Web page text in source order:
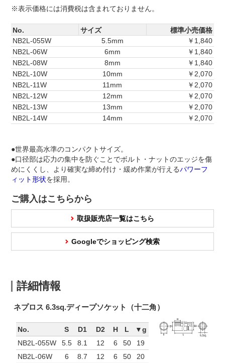
※表示価格には消費税は含まれておりません。
No. サイズ
標準小売価格
NB2L-055W
5.5mm
￥1,840
NB2L-06W
6mm
￥1,840
NB2L-08W
8mm
￥1,840
NB2L-10W
10mm
￥2,070
NB2L-11W
11mm
￥2,070
NB2L-12W
12mm
￥2,070
NB2L-13W
13mm
￥2,070
NB2L-14W
14mm ￥2,070
●世界最高水準のコンパクトサイズ。
●口径部は応力の集中を防ぐことでボルト・ナットのエッジを傷
めにくくし、より確実な締め付け・緩め作業が行えるパワーフ
ィット形状を採用。
ご購入はこちらから
取扱販売店一覧はこちら
Googleでショッピング検索
詳細情報
ネプロス 6.3sq.ディープソケット（十二角）
No. S D1 D2 H L
▼g
NB2L-055W
5.5 8.1 12 6 50
19
NB2L-06W
6 8.7 12 6 50
20